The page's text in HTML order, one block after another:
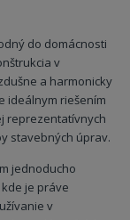
do domácnosti
v
a harmonicky
ideálnym riešením
reprezentatívnych
stavebných úprav.
jednoducho
je práve
v